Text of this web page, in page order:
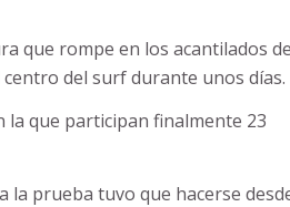
que rompe en los acantilados
del surf durante unos días.
la que participan finalmente 23
la prueba tuvo que hacerse